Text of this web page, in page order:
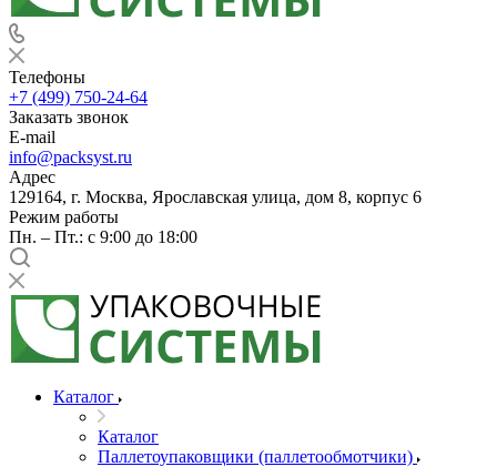
Телефоны
+7 (499) 750-24-64
Заказать звонок
E-mail
info@packsyst.ru
Адрес
129164, г. Москва, Ярославская улица, дом 8, корпус 6
Режим работы
Пн. – Пт.: с 9:00 до 18:00
Каталог
Каталог
Паллетоупаковщики (паллетообмотчики)